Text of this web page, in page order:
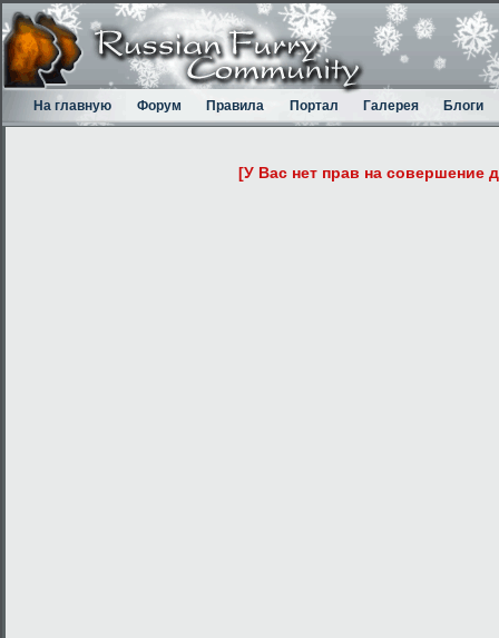
На главную Форум Правила Портал Галерея Блоги
[У Вас нет прав на совершение